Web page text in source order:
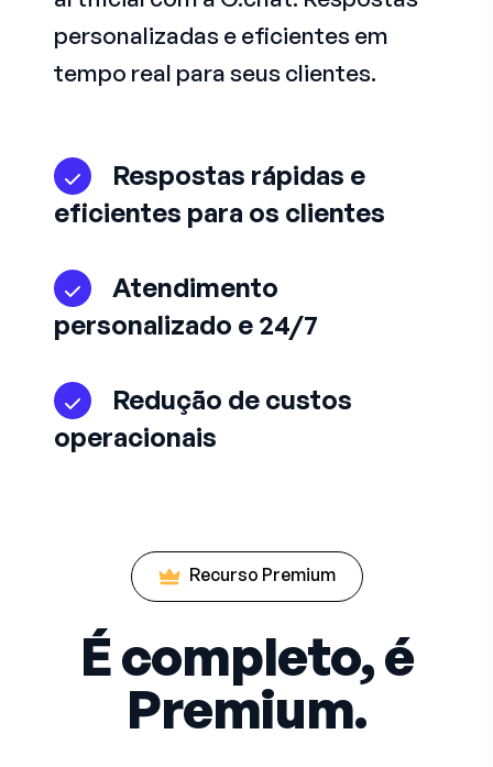
personalizadas e eficientes em
tempo real para seus clientes.
Respostas rápidas e
eficientes para os clientes
Atendimento
personalizado e 24/7
Redução de custos
operacionais
Recurso Premium
É completo, é
Premium.